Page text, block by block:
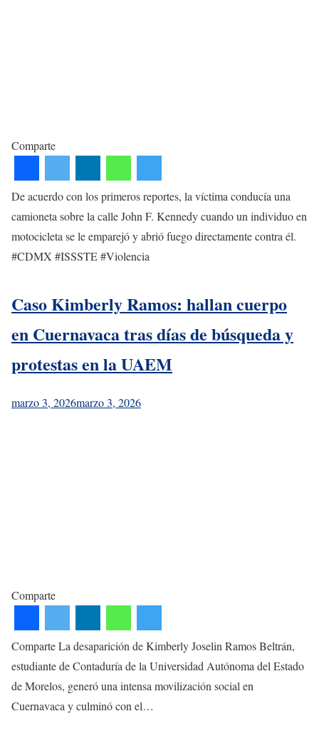
Comparte
De acuerdo con los primeros reportes, la víctima conducía una
camioneta sobre la calle John F. Kennedy cuando un individuo en
motocicleta se le emparejó y abrió fuego directamente contra él.
#CDMX #ISSSTE #Violencia
Caso Kimberly Ramos: hallan cuerpo
en Cuernavaca tras días de búsqueda y
protestas en la UAEM
marzo 3, 2026marzo 3, 2026
Comparte
Comparte La desaparición de Kimberly Joselin Ramos Beltrán,
estudiante de Contaduría de la Universidad Autónoma del Estado
de Morelos, generó una intensa movilización social en
Cuernavaca y culminó con el…